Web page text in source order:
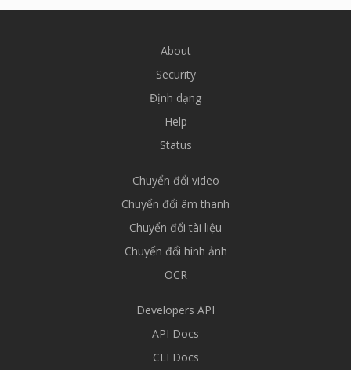
About
Security
Định dạng
Help
Status
Chuyển đổi video
Chuyển đổi âm thanh
Chuyển đổi tài liệu
Chuyển đổi hình ảnh
OCR
Developers API
API Docs
CLI Docs